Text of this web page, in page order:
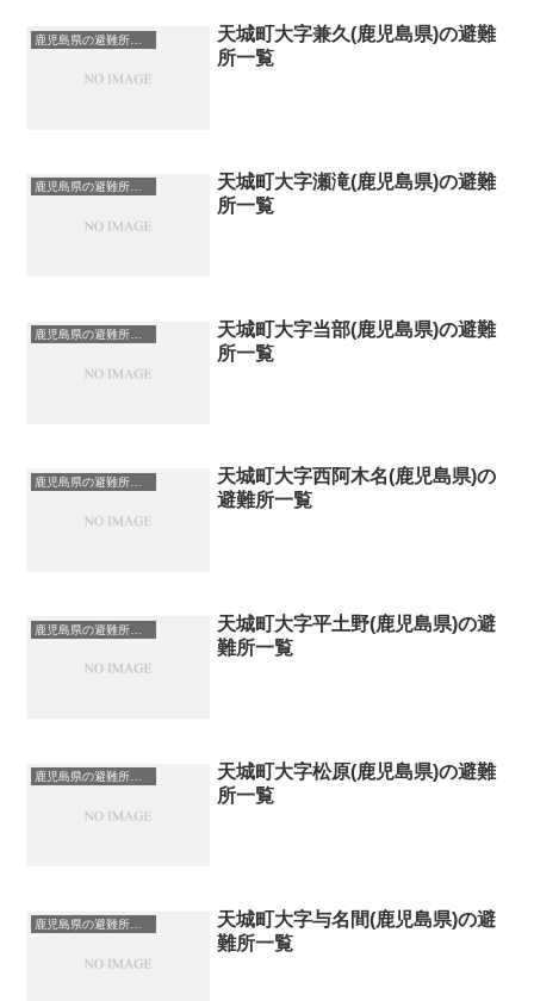
鹿児島県の避難所一覧
天城町大字兼久(鹿児島県)の避難
所一覧
鹿児島県の避難所一覧
天城町大字瀬滝(鹿児島県)の避難
所一覧
鹿児島県の避難所一覧
天城町大字当部(鹿児島県)の避難
所一覧
鹿児島県の避難所一覧
天城町大字西阿木名(鹿児島県)の
避難所一覧
鹿児島県の避難所一覧
天城町大字平土野(鹿児島県)の避
難所一覧
鹿児島県の避難所一覧
天城町大字松原(鹿児島県)の避難
所一覧
鹿児島県の避難所一覧
天城町大字与名間(鹿児島県)の避
難所一覧